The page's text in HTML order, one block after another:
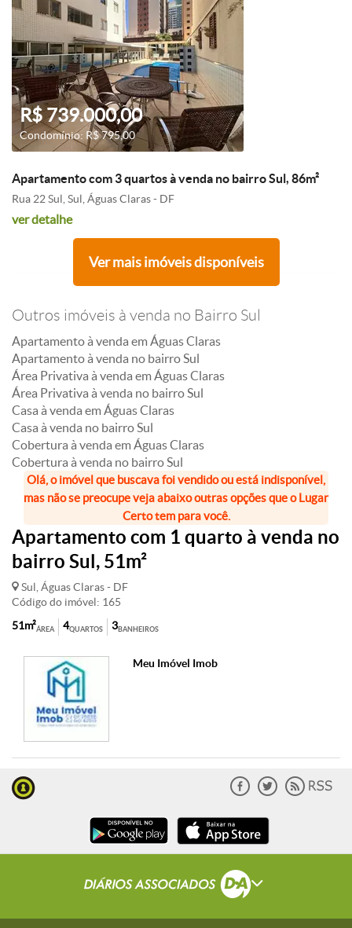
R$ 739.000,00
Condomínio: R$ 795,00
Apartamento com 3 quartos à venda no bairro Sul, 86m²
Rua 22 Sul, Sul, Águas Claras - DF
ver detalhe
Ver mais imóveis disponíveis
Outros imóveis à venda no Bairro Sul
Apartamento à venda em Águas Claras
Apartamento à venda no bairro Sul
Área Privativa à venda em Águas Claras
Área Privativa à venda no bairro Sul
Casa à venda em Águas Claras
Casa à venda no bairro Sul
Cobertura à venda em Águas Claras
Cobertura à venda no bairro Sul
Olá, o imóvel que buscava foi vendido ou está indisponível,
mas não se preocupe veja abaixo outras opções que o Lugar
Certo tem para você.
Apartamento com 1 quarto à venda no
bairro Sul, 51m²
Sul, Águas Claras - DF
Código do imóvel: 165
ÁREA
51m² QUARTOS
4 BANHEIROS
3
Meu Imóvel Imob